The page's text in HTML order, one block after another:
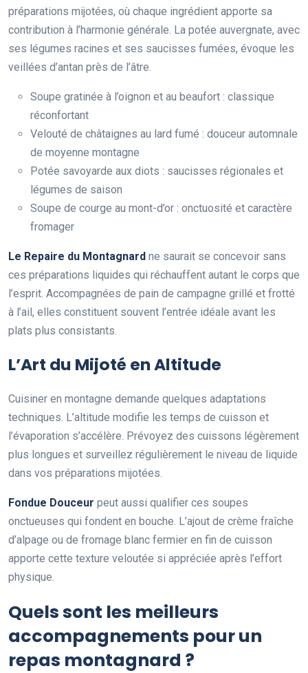
préparations mijotées, où chaque ingrédient apporte sa
contribution à l’harmonie générale. La potée auvergnate, avec
ses légumes racines et ses saucisses fumées, évoque les
veillées d’antan près de l’âtre.
Soupe gratinée à l’oignon et au beaufort : classique
réconfortant
Velouté de châtaignes au lard fumé : douceur automnale
de moyenne montagne
Potée savoyarde aux diots : saucisses régionales et
légumes de saison
Soupe de courge au mont-d’or : onctuosité et caractère
fromager
Le Repaire du Montagnard ne saurait se concevoir sans
ces préparations liquides qui réchauffent autant le corps que
l’esprit. Accompagnées de pain de campagne grillé et frotté
à l’ail, elles constituent souvent l’entrée idéale avant les
plats plus consistants.
L’Art du Mijoté en Altitude
Cuisiner en montagne demande quelques adaptations
techniques. L’altitude modifie les temps de cuisson et
l’évaporation s’accélère. Prévoyez des cuissons légèrement
plus longues et surveillez régulièrement le niveau de liquide
dans vos préparations mijotées.
Fondue Douceur peut aussi qualifier ces soupes
onctueuses qui fondent en bouche. L’ajout de crème fraîche
d’alpage ou de fromage blanc fermier en fin de cuisson
apporte cette texture veloutée si appréciée après l’effort
physique.
Quels sont les meilleurs
accompagnements pour un
repas montagnard ?